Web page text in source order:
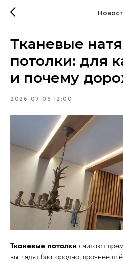
Тканевые
потолки: для
и почему
2026-07-06 12:00
Тканевые потолки считают
выглядят благородно, прочнее